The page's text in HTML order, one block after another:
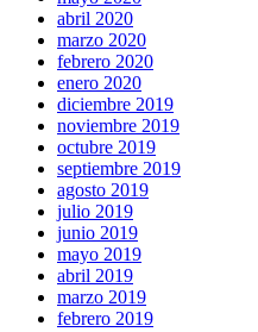
abril 2020
marzo 2020
febrero 2020
enero 2020
diciembre 2019
noviembre 2019
octubre 2019
septiembre 2019
agosto 2019
julio 2019
junio 2019
mayo 2019
abril 2019
marzo 2019
febrero 2019